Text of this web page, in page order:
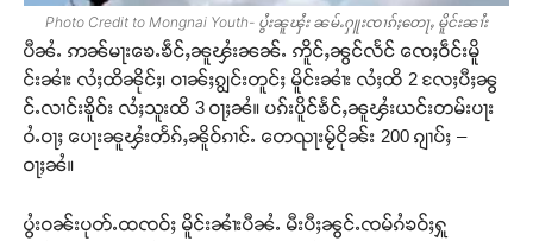
Photo Credit to Mongnai Youth- ပွႆးၼူၾႆး ၼမ်ႉႁူးၸၢၵ်ႈတေႃႇ မိူင်းၼၢႆး
ပီၼႆႉ ဢၼ်မႃးၶေႉၶဵင်ႇၼူၾႆးၼၼ်ႉ ဢိူင်ႇၼွင်လႅင် ၸေႈဝဵင်းမိူ
င်းၼၢႆး လႆႈထိၼိုင်ႈ၊ ဝၢၼ်ႈၵျွင်းတူင်ႈ မိူင်းၼၢႆး လႆႈထိ 2 လႄႈပီႈၼွ
င်ႉလၢင်းၶိူဝ်း လႆႈသူးထိ 3 ဝႃႈၼႆ။ ပၵ်းပိူင်ၶႅင်ႇၼူၾႆးယင်းတမ်းပႃး
ဝႆႉဝႃႈ ပေႃးၼူၾႆးတႅၵ်ႇၼိူဝ်ၵၢင်ႉ တေၺႃးမႂ်ငိုၼ်း 200 ၵျၢပ်ႈ –
ဝႃႈၼႆ။
ပွႆးဝၼ်းပုတ်ႉထၸဝ်ႈ မိူင်းၼၢႆးပီၼႆႉ မီးပီႈၼွင်ႉၸမ်ၵႆၶဝ်ႈႁူ